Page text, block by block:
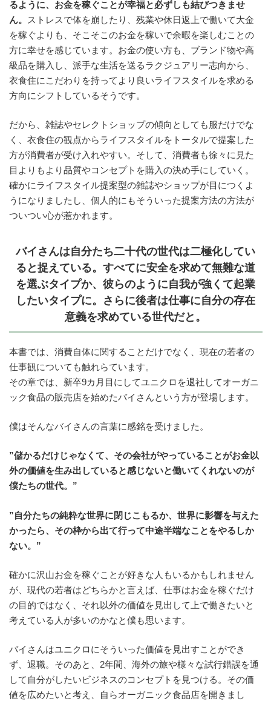
るように、お金を稼ぐことが幸福と必ずしも結びつきませ
ん。
ストレスで体を崩したり、残業や休日返上で働いて大金
を稼ぐよりも、そこそこのお金を稼いで余暇を楽しむことの
方に幸せを感じています。お金の使い方も、ブランド物や高
級品を購入し、派手な生活を送るラクジュアリー志向から、
衣食住にこだわりを持ってより良いライフスタイルを求める
方向にシフトしているそうです。
だから、雑誌やセレクトショップの傾向としても服だけでな
く、衣食住の観点からライフスタイルをトータルで提案した
方が消費者が受け入れやすい。そして、消費者も徐々に見た
目よりもより品質やコンセプトを購入の決め手にしていく。
確かにライフスタイル提案型の雑誌やショップが目につくよ
うになりましたし、個人的にもそういった提案方法の方法が
ついつい心が惹かれます。
バイさんは自分たち二十代の世代は二極化してい
ると捉えている。すべてに安全を求めて無難な道
を選ぶタイプか、彼らのように自我が強くて起業
したいタイプに。さらに後者は仕事に自分の存在
意義を求めている世代だと。
本書では、消費自体に関することだけでなく、現在の若者の
仕事観についても触れらています。
その章では、新卒9カ月目にしてユニクロを退社してオーガニ
ック食品の販売店を始めたバイさんという方が登場します。
僕はそんなバイさんの言葉に感銘を受けました。
”儲かるだけじゃなくて、その会社がやっていることがお金以
外の価値を生み出していると感じないと働いてくれないのが
僕たちの世代。”
”自分たちの純粋な世界に閉じこもるか、世界に影響を与えた
かったら、その枠から出て行って中途半端なことをやるしか
ない。”
確かに沢山お金を稼ぐことが好きな人もいるかもしれません
が、現代の若者はどちらかと言えば、仕事はお金を稼ぐだけ
の目的ではなく、それ以外の価値を見出して上で働きたいと
考えている人が多いのかなと僕も思います。
バイさんはユニクロにそういった価値を見出すことができ
ず、退職。そのあと、2年間、海外の旅や様々な試行錯誤を通
して自分がしたいビジネスのコンセプトを見つける。その価
値を広めたいと考え、自らオーガニック食品店を開きまし